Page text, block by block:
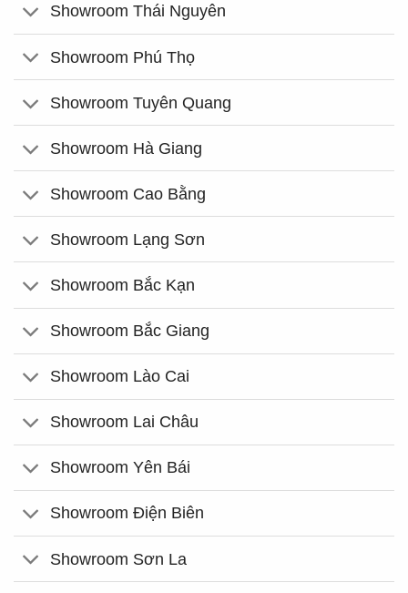
Showroom Thái Nguyên
Showroom Phú Thọ
Showroom Tuyên Quang
Showroom Hà Giang
Showroom Cao Bằng
Showroom Lạng Sơn
Showroom Bắc Kạn
Showroom Bắc Giang
Showroom Lào Cai
Showroom Lai Châu
Showroom Yên Bái
Showroom Điện Biên
Showroom Sơn La